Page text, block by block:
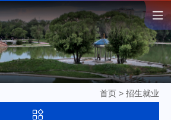
首页 > 招生就业